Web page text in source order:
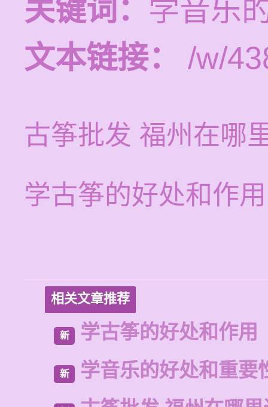
关键词： 学音乐
文本链接：
/w/
古筝批发 福州在哪
学古筝的好处和作用
相关文章推荐
新 学古筝的好处和作用
新 学音乐的好处和重要